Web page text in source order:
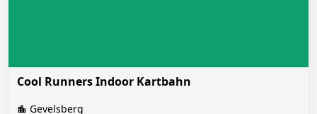
Cool Runners Indoor Kartbahn
Gevelsberg